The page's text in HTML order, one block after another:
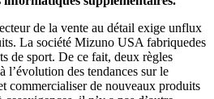
de la vente au détail exige unflux
La société Mizuno USA fabriquedes
de sport. De ce fait, deux règles
l’évolution des tendances sur le
commercialiser de nouveaux produits